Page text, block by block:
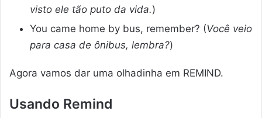
visto ele tão puto da vida.)
You came home by bus, remember? (Você veio
para casa de ônibus, lembra?)
Agora vamos dar uma olhadinha em REMIND.
Usando Remind